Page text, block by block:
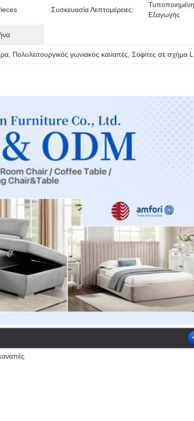
Συσκευασία Λεπτομέρειες:
Εξαγωγής
Πολυλειτουργικός γωνιακός καναπές , Σοφίτες σε σχήμα L